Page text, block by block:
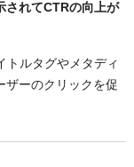
されてCTRの向上が
トルタグやメタディ
ザーのクリックを促